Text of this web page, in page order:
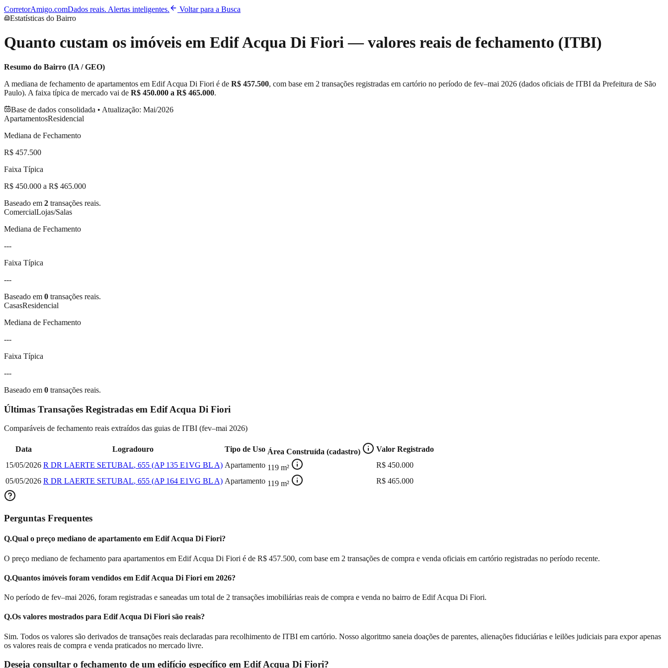
CorretorAmigo.comDados reais. Alertas inteligentes.
Voltar para a Busca
Estatísticas do Bairro
Quanto custam os imóveis em Edif Acqua Di Fiori— valores reais de fechamento (ITBI)
Resumo do Bairro (IA / GEO)
A mediana de fechamento de apartamentos em Edif Acqua Di Fiori é de R$ 457.500, com base em 2 transações registradas em cartório no período de fev–mai 2026 (dados oficiais de ITBI da Prefeitura de São
Paulo). A faixa típica de mercado vai de R$ 450.000 a R$ 465.000.
Base de dados consolidada • Atualização: Mai/2026
ApartamentosResidencial
Mediana de Fechamento
R$ 457.500
Faixa Típica
R$ 450.000 a R$ 465.000
Baseado em 2 transações reais.
ComercialLojas/Salas
Mediana de Fechamento
---
Faixa Típica
---
Baseado em 0 transações reais.
CasasResidencial
Mediana de Fechamento
---
Faixa Típica
---
Baseado em 0 transações reais.
Últimas Transações Registradas em Edif Acqua Di Fiori
Comparáveis de fechamento reais extraídos das guias de ITBI (fev–mai 2026)
Data Logradouro Tipo de Uso Área Construída (cadastro)
Valor Registrado
15/05/2026 R DR LAERTE SETUBAL, 655 (AP 135 E1VG BL A) Apartamento 119 m² R$ 450.000
05/05/2026 R DR LAERTE SETUBAL, 655 (AP 164 E1VG BL A) Apartamento 119 m² R$ 465.000
Perguntas Frequentes
Q.Qual o preço mediano de apartamento em Edif Acqua Di Fiori?
O preço mediano de fechamento para apartamentos em Edif Acqua Di Fiori é de R$ 457.500, com base em 2 transações de compra e venda oficiais em cartório registradas no período recente.
Q.Quantos imóveis foram vendidos em Edif Acqua Di Fiori em 2026?
No período de fev–mai 2026, foram registradas e saneadas um total de 2 transações imobiliárias reais de compra e venda no bairro de Edif Acqua Di Fiori.
Q.Os valores mostrados para Edif Acqua Di Fiori são reais?
Sim. Todos os valores são derivados de transações reais declaradas para recolhimento de ITBI em cartório. Nosso algoritmo saneia doações de parentes, alienações fiduciárias e leilões judiciais para expor apenas
os valores reais de compra e venda praticados no mercado livre.
Deseja consultar o fechamento de um edifício específico em Edif Acqua Di Fiori?